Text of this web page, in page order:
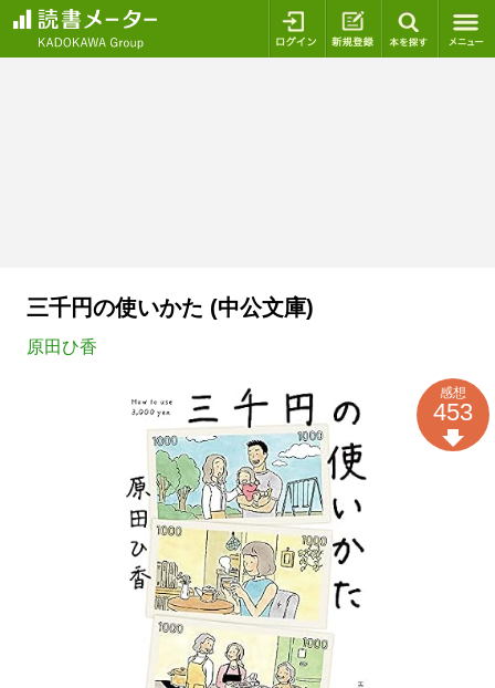
ログイン 新規登録
三千円の使いかた (中公文庫)
原田ひ香
感想
453